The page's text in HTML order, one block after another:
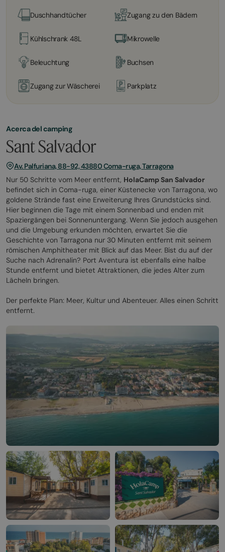
Duschhandtücher Zugang zu den Bädern
Kühlschrank 48L Mikrowelle
Beleuchtung Buchsen
Zugang zur Wäscherei Parkplatz
Acerca del camping
Sant Salvador
Av. Palfuriana, 88-92, 43880 Coma-ruga, Tarragona
Nur 50 Schritte vom Meer entfernt, HolaCamp San Salvador
befindet sich in Coma-ruga, einer Küstenecke von Tarragona, wo
goldene Strände fast eine Erweiterung Ihres Grundstücks sind.
Hier beginnen die Tage mit einem Sonnenbad und enden mit
Spaziergängen bei Sonnenuntergang. Wenn Sie jedoch ausgehen
und die Umgebung erkunden möchten, erwartet Sie die
Geschichte von Tarragona nur 30 Minuten entfernt mit seinem
römischen Amphitheater mit Blick auf das Meer. Bist du auf der
Suche nach Adrenalin? Port Aventura ist ebenfalls eine halbe
Stunde entfernt und bietet Attraktionen, die jedes Alter zum
Lächeln bringen.
Der perfekte Plan: Meer, Kultur und Abenteuer. Alles einen Schritt
entfernt.